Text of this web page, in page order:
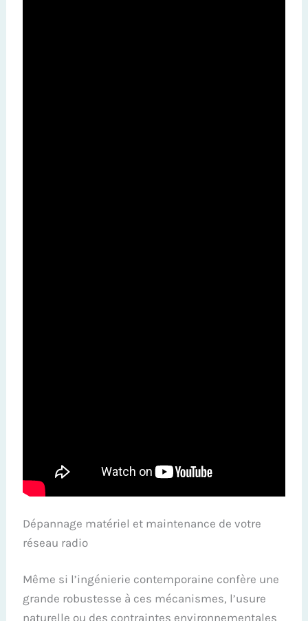
Dépannage matériel et maintenance de votre
réseau radio
Même si l’ingénierie contemporaine confère une
grande robustesse à ces mécanismes, l’usure
naturelle ou des contraintes environnementales